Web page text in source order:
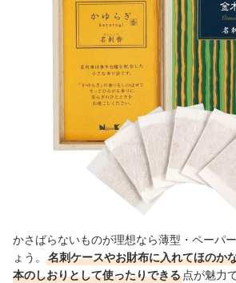
かさばらないものが理想なら薄型・ペーパ
ょう。
名刺ケースやお財布に入れてほのか
本のしおりとして使ったりできる 点が魅力